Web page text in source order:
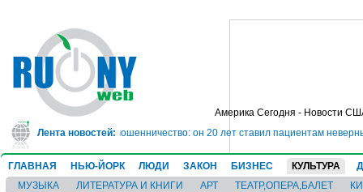
Америка Сегодня - Новости
Лента новостей:
на 10 лет за мошенничество: он 20 лет ставил пациентам неверные
ГЛАВНАЯ НЬЮ-ЙОРК ЛЮДИ ЗАКОН БИЗНЕС КУЛЬТУРА
МУЗЫКА
ЛИТЕРАТУРА И КНИГИ АРТ ТЕАТР,ОПЕРА,БАЛЕТ